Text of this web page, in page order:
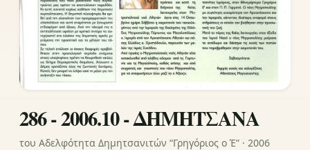
286 - 2006.10 - ΔΗΜΗΤΣΑΝΑ
του Αδελφότητα Δημητσανιτών “Γρηγόριος ο Έ” · 2006